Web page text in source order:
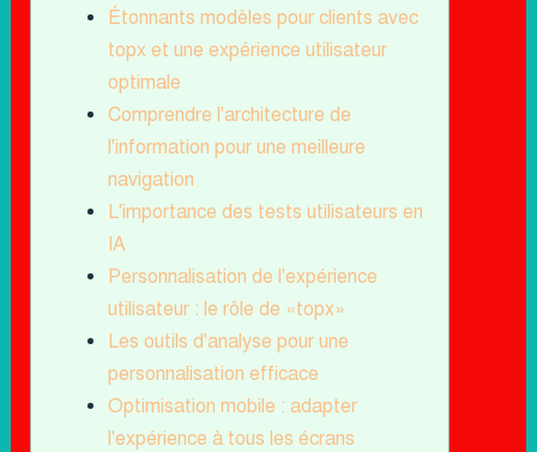
Étonnants modèles pour clients avec
topx et une expérience utilisateur
optimale
Comprendre l'architecture de
l'information pour une meilleure
navigation
L'importance des tests utilisateurs en
IA
Personnalisation de l'expérience
utilisateur : le rôle de «topx»
Les outils d'analyse pour une
personnalisation efficace
Optimisation mobile : adapter
l'expérience à tous les écrans